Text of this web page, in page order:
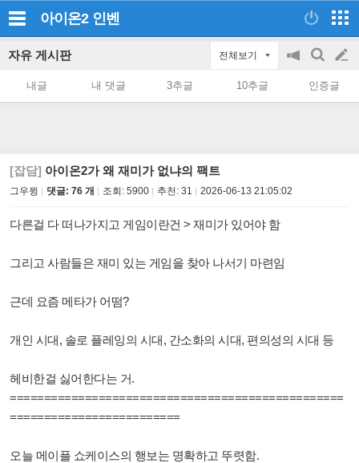
아이온2 인벤
자유 게시판 전체보기
공
on/off
검
색
글
쓰
내글 내 댓글 3추글 10추글 인증글
[잡담] 아이온2가 왜 재미가 없냐의 팩트
그우뮝 댓글: 76 개 조회: 5900 추천: 31 2026-06-13 21:05:02
다른걸 다 떠나가지고 게임이란건 > 재미가 있어야 함
그리고 사람들은 재미 있는 게임을 찾아 나서기 마련임
근데 요즘 메타가 어떰?
개인 시대, 솔로 플레잉의 시대, 간소화의 시대, 편의성의 시대 등
헤비한걸 싫어한다는 거.
=================================================
=========================
오늘 메이플 쇼케이스의 행보는 명확하고 뚜렷함.